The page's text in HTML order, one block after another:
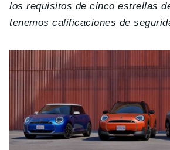
los requisitos de cinco estrellas
tenemos calificaciones de